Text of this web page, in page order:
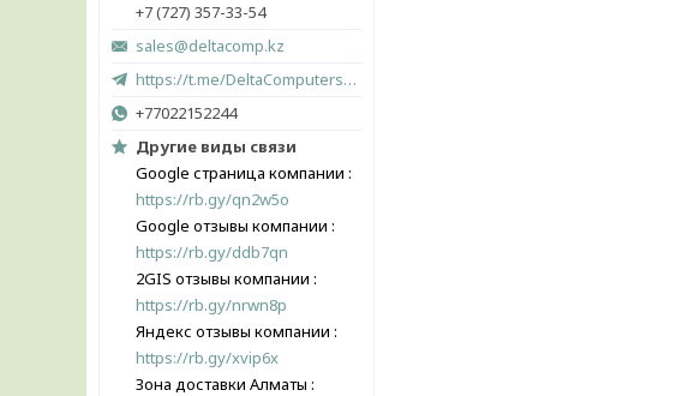
+7 (727) 357-33-54
sales@deltacomp.kz
https://t.me/DeltaComputers_kz
+77022152244
Другие виды связи
Google страница компании
https://rb.gy/qn2w5o
Google отзывы компании
https://rb.gy/ddb7qn
2GIS отзывы компании
https://rb.gy/nrwn8p
Яндекс отзывы компании
https://rb.gy/xvip6x
Зона доставки Алматы